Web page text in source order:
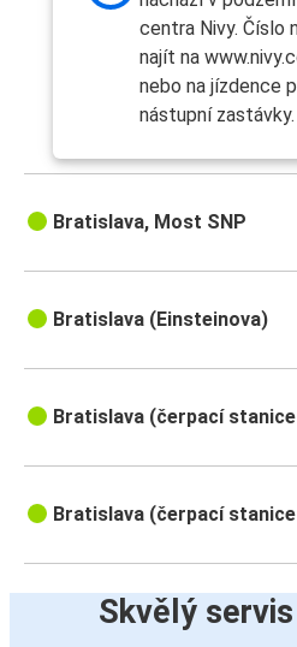
centra Nivy. Číslo
najít na
nebo na jízdence
nástupní zastávky.
Bratislava, Most SNP
Bratislava (Einsteinova)
Bratislava (čerpací
Bratislava (čerpací stanice
Skvělý